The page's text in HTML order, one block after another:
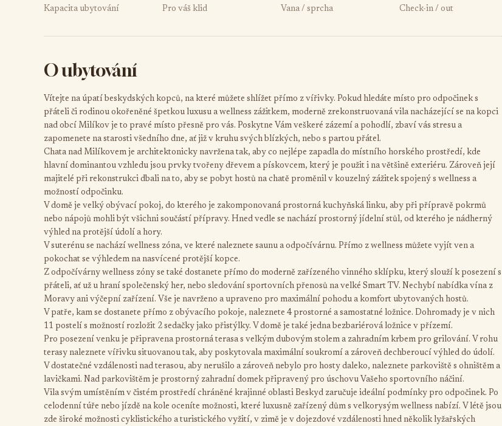
Kapacita ubytování Pro váš klid Vana / sprcha Check-in / out
O ubytování
Vítejte na úpatí beskydských kopců, na které můžete shlížet přímo z vířivky. Pokud hledáte místo pro odpočinek s
přáteli či rodinou okořeněné špetkou luxusu a wellness zážitkem, moderně zrekonstruovaná vila nacházející se na kopci
nad obcí Milíkov je to pravé místo přesně pro vás. Poskytne Vám veškeré zázemí a pohodlí, zbaví vás stresu a
zapomenete na starosti všedního dne, ať již v kruhu svých blízkých, nebo s partou přátel.
Chata nad Milíkovem je architektonicky navržena tak, aby co nejlépe zapadla do místního horského prostředí, kde
hlavní dominantou vzhledu jsou prvky tvořeny dřevem a pískovcem, který je použit i na většině exteriéru. Zároveň její
majitelé při rekonstrukci dbali na to, aby se pobyt hostů na chatě proměnil v kouzelný zážitek spojený s wellness a
možností odpočinku.
V domě je velký obývací pokoj, do kterého je zakomponovaná prostorná kuchyňská linku, aby při přípravě pokrmů
nebo nápojů mohli být všichni součástí přípravy. Hned vedle se nachází prostorný jídelní stůl, od kterého je nádherný
výhled na protější údolí a hory.
V suterénu se nachází wellness zóna, ve které naleznete saunu a odpočívárnu. Přímo z wellness můžete vyjít ven a
pokochat se výhledem na nasvícené protější kopce.
Z odpočívárny wellness zóny se také dostanete přímo do moderně zařízeného vinného sklípku, který slouží k posezení s
přáteli, ať už u hraní společenský her, nebo sledování sportovních přenosů na velké Smart TV. Nechybí nabídka vína z
Moravy ani výčepní zařízení. Vše je navrženo a upraveno pro maximální pohodu a komfort ubytovaných hostů.
V patře, kam se dostanete přímo z obývacího pokoje, naleznete 4 prostorné a samostatné ložnice. Dohromady je v nich
11 postelí s možností rozložit 2 sedačky jako přistýlky. V domě je také jedna bezbariérová ložnice v přízemí.
Pro posezení venku je připravena prostorná terasa s velkým dubovým stolem a zahradním krbem pro grilování. V rohu
terasy naleznete vířivku situovanou tak, aby poskytovala maximální soukromí a zároveň dechberoucí výhled do údolí.
V dostatečné vzdálenosti nad terasou, aby nerušilo a zároveň nebylo pro hosty daleko, naleznete parkoviště s ohništěm a
lavičkami. Nad parkovištěm je prostorný zahradní domek připravený pro úschovu Vašeho sportovního náčiní.
Vila svým umístěním v čistém prostředí chráněné krajinné oblasti Beskyd zaručuje ideální podmínky pro odpočinek. Po
celodenní túře nebo jízdě na kole oceníte možnosti, které luxusně zařízený dům s velkorysým wellness nabízí. V létě jsou
zde široké možnosti cyklistického a turistického vyžití, v zimě je v dojezdové vzdálenosti hned několik lyžařských